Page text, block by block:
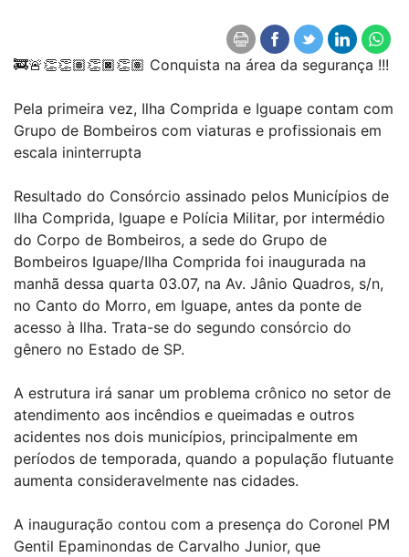
🚒🚨👏👏🏽👏🏿👏🏽 Conquista na área da segurança !!!
Pela primeira vez, Ilha Comprida e Iguape contam com
Grupo de Bombeiros com viaturas e profissionais em
escala ininterrupta
Resultado do Consórcio assinado pelos Municípios de
Ilha Comprida, Iguape e Polícia Militar, por intermédio
do Corpo de Bombeiros, a sede do Grupo de
Bombeiros Iguape/Ilha Comprida foi inaugurada na
manhã dessa quarta 03.07, na Av. Jânio Quadros, s/n,
no Canto do Morro, em Iguape, antes da ponte de
acesso à Ilha. Trata-se do segundo consórcio do
gênero no Estado de SP.
A estrutura irá sanar um problema crônico no setor de
atendimento aos incêndios e queimadas e outros
acidentes nos dois municípios, principalmente em
períodos de temporada, quando a população flutuante
aumenta consideravelmente nas cidades.
A inauguração contou com a presença do Coronel PM
Gentil Epaminondas de Carvalho Junior, que